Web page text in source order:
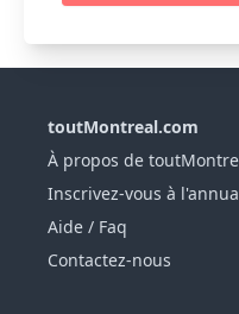
toutMontreal.com
À propos de
Inscrivez-vous à
Aide / Faq
Contactez-nous